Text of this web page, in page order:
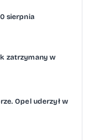
sierpnia
zatrzymany w
Opel uderzył w